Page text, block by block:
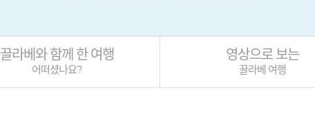
끌라베와 함께 한 여행
어떠셨나요?
영상으로 보는
끌라베 여행